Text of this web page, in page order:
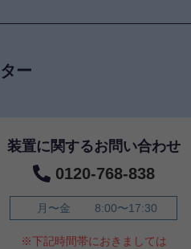
ー
装置に関するお問い合わせ
0120-768-838
月〜金 8:00〜17:30
※下記時間帯におきましては